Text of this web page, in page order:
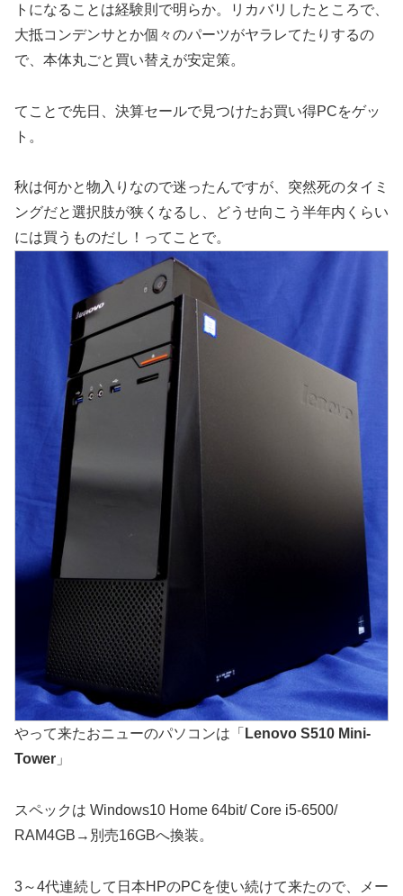
トになることは経験則で明らか。リカバリしたところで、
大抵コンデンサとか個々のパーツがヤラレてたりするの
で、本体丸ごと買い替えが安定策。
てことで先日、決算セールで見つけたお買い得PCをゲッ
ト。
秋は何かと物入りなので迷ったんですが、突然死のタイミ
ングだと選択肢が狭くなるし、どうせ向こう半年内くらい
には買うものだし！ってことで。
やって来たおニューのパソコンは「 Lenovo S510 Mini-
Tower 」
スペックは Windows10 Home 64bit/ Core i5-6500/
RAM4GB→別売16GBへ換装。
3～4代連続して日本HPのPCを使い続けて来たので、メー